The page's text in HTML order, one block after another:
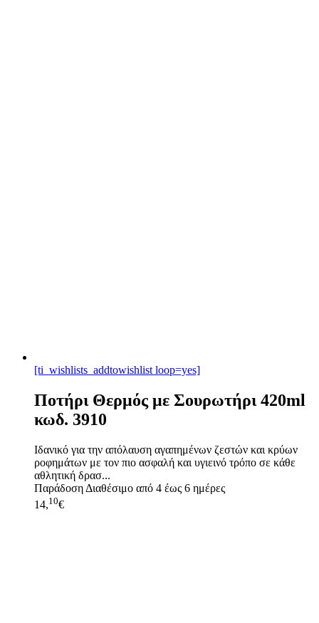
[ti_wishlists_addtowishlist loop=yes]
Ποτήρι Θερμός με Σουρωτήρι 420ml
κωδ. 3910
Ιδανικό για την απόλαυση αγαπημένων ζεστών και κρύων
ροφημάτων με τον πιο ασφαλή και υγιεινό τρόπο σε κάθε
αθλητική δρασ...
Παράδοση Διαθέσιμο από 4 έως 6 ημέρες
14,10€